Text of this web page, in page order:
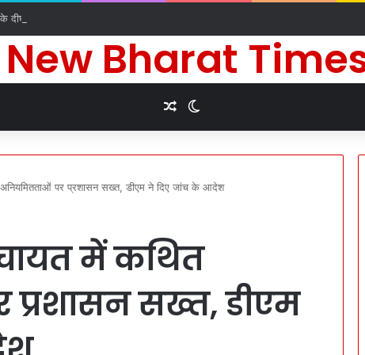
जीवन की कामना के लिए किए धार्मिक अनुष्ठान
New Bharat
Random Article
पर प्रशासन सख्त, डीएम ने दिए जांच के आदेश
में कथित
सख्त, डीएम